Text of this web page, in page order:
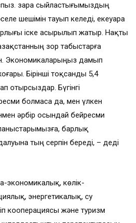
Өзара сыйластығымыздың
шешімін тауып келеді, екеуара
іске асырылып жатыр. Нақты
зор табыстарға
Экономикаларыңыз дамып
Бірінші тоқсанды 5,4
отырсыздар. Бүгінгі
болмаса да, мен үлкен
әрбір осындай бейресми
барлық
тың серпін береді, – деді
экономикалық, көлік-
энергетикалық, су
кооперациясы және туризм